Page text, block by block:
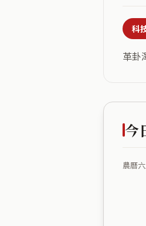
科
革卦
今
農曆